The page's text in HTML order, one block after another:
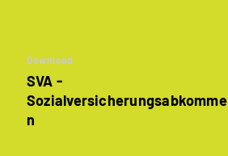
Download
SVA -
Sozialversicherungsabkomme
n